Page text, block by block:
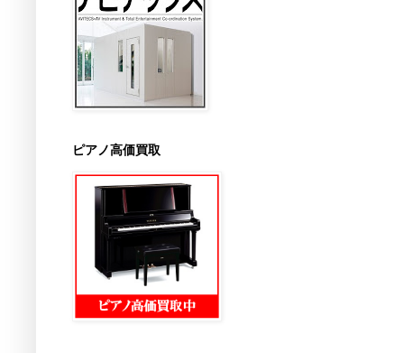
ピアノ高価買取